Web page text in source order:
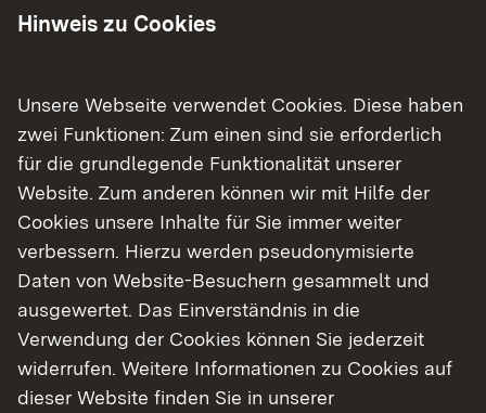
Hilfe
Bitte geben Sie Ihre Such-Kriterien ein. (* ist nicht
zulässig)
Themenübersicht
Themenübersicht
Soziale Medien
Hinweis zu Cookies
Unsere Webseite verwendet Cookies. Diese haben
zwei Funktionen: Zum einen sind sie erforderlich
für die grundlegende Funktionalität unserer
Website. Zum anderen können wir mit Hilfe der
Cookies unsere Inhalte für Sie immer weiter
verbessern. Hierzu werden pseudonymisierte
Daten von Website-Besuchern gesammelt und
ausgewertet. Das Einverständnis in die
Verwendung der Cookies können Sie jederzeit
widerrufen. Weitere Informationen zu Cookies auf
dieser Website finden Sie in unserer